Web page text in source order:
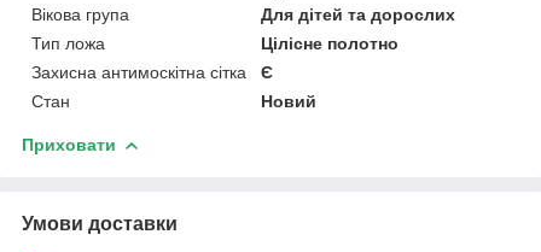
Вікова група
Для дітей та дорослих
Тип ложа
Цілісне полотно
Захисна антимоскітна сітка
Є
Стан
Новий
Приховати
Умови доставки